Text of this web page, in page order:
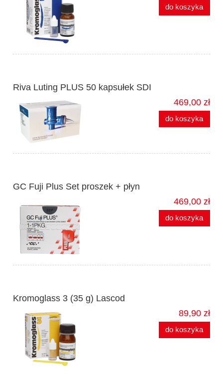
do koszyka
Riva Luting PLUS 50 kapsułek SDI
469,00 zł
do koszyka
GC Fuji Plus Set proszek + płyn
469,00 zł
do koszyka
Kromoglass 3 (35 g) Lascod
89,90 zł
do koszyka